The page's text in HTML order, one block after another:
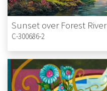
Sunset over Forest River
C-300686-2